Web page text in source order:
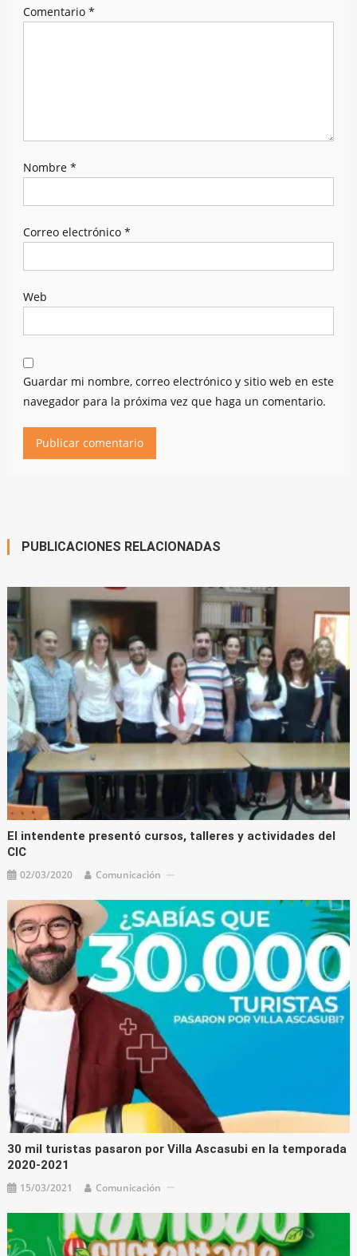
Comentario *
Nombre *
Correo electrónico *
Web
Guardar mi nombre, correo electrónico y sitio web en este
navegador para la próxima vez que haga un comentario.
PUBLICACIONES RELACIONADAS
El intendente presentó cursos, talleres y actividades del
CIC
02/03/2020 Comunicación
30 mil turistas pasaron por Villa Ascasubi en la temporada
2020-2021
15/03/2021 Comunicación